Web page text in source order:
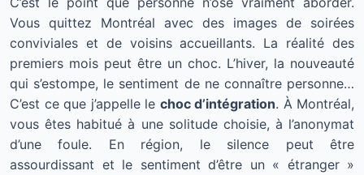
Vous quittez Montréal avec des images de soirées
conviviales et de voisins accueillants. La réalité des
premiers mois peut être un choc. L’hiver, la nouveauté
qui s’estompe, le sentiment de ne connaître personne…
C’est ce que j’appelle le choc d’intégration. À Montréal,
vous êtes habitué à une solitude choisie, à l’anonymat
d’une foule. En région, le silence peut être
assourdissant et le sentiment d’être un « étranger »